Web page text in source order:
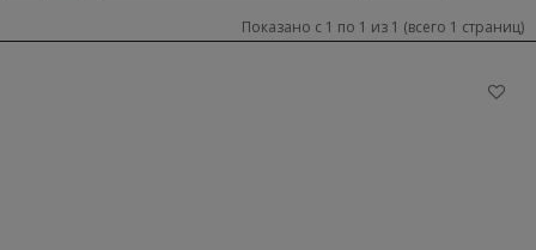
Показано с 1 по 1 из 1 (всего 1 страниц)